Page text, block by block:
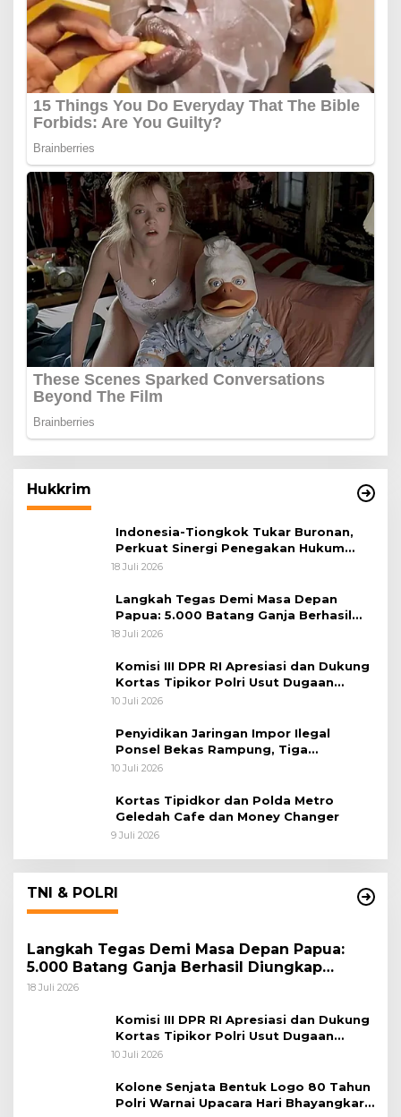
Hukkrim
Indonesia-Tiongkok Tukar Buronan,
Perkuat Sinergi Penegakan Hukum
Lintas Negara
18 Juli 2026
Langkah Tegas Demi Masa Depan
Papua: 5.000 Batang Ganja Berhasil
Diungkap Koops TNI Habema
18 Juli 2026
Komisi III DPR RI Apresiasi dan Dukung
Kortas Tipikor Polri Usut Dugaan
Korupsi Batu Bara
10 Juli 2026
Penyidikan Jaringan Impor Ilegal
Ponsel Bekas Rampung, Tiga
Tersangka Sudah P-21 dan Satu Buron
10 Juli 2026
Kortas Tipidkor dan Polda Metro
Geledah Cafe dan Money Changer
9 Juli 2026
TNI & POLRI
Langkah Tegas Demi Masa Depan Papua:
5.000 Batang Ganja Berhasil Diungkap
Koops TNI Habema
18 Juli 2026
Komisi III DPR RI Apresiasi dan Dukung
Kortas Tipikor Polri Usut Dugaan
Korupsi Batu Bara
10 Juli 2026
Kolone Senjata Bentuk Logo 80 Tahun
Polri Warnai Upacara Hari Bhayangkara